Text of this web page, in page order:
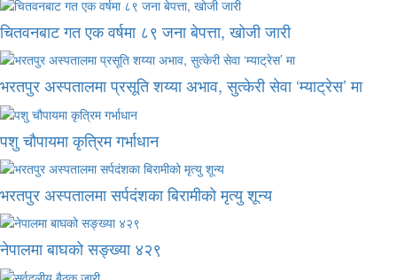
चितवनबाट गत एक वर्षमा ८९ जना बेपत्ता, खोजी जारी
भरतपुर अस्पतालमा प्रसूति शय्या अभाव, सुत्केरी सेवा ‘म्याट्रेस’ मा
पशु चौपायमा कृत्रिम गर्भाधान
भरतपुर अस्पतालमा सर्पदंशका बिरामीको मृत्यु शून्य
नेपालमा बाघको सङ्ख्या ४२९